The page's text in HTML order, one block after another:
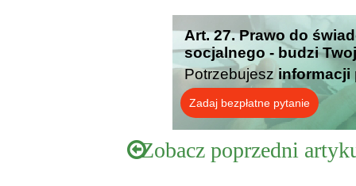
Art. 27. Prawo do
socjalnego - budzi
Potrzebujesz informacji
Zadaj bezpłatne pytanie
Zobacz poprzedni